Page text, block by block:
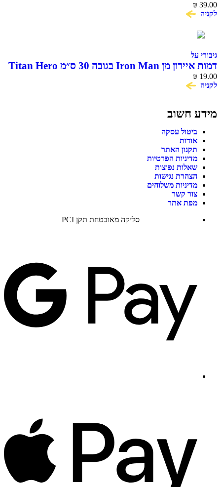
His Amazing Friends
₪ 39.00
לקניה
גיבורי על
דמות איירון מן Iron Man בגובה 30 ס״מ Titan Hero
Series Hasbro
₪ 19.00
לקניה
מידע חשוב
ביטול עסקה
אודות
תקנון האתר
מדיניות הפרטיות
שאלות נפוצות
הצהרת נגישות
מדיניות משלוחים
צור קשר
מפת אתר
סליקה מאובטחת תקן PCI